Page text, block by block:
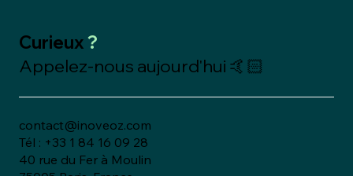
Curieux ?
Appelez-nous aujourd'hui 🤙🏻
contact@inoveoz.com
Tél : +33 1 84 16 09 28
40 rue du Fer à Moulin